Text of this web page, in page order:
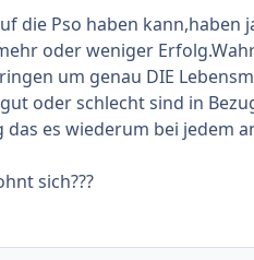
die Pso haben kann,haben
oder weniger
um genau DIE
oder schlecht sind in
das es wiederum bei jedem
sich???